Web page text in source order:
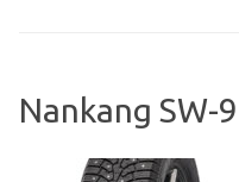
Nankang SW-